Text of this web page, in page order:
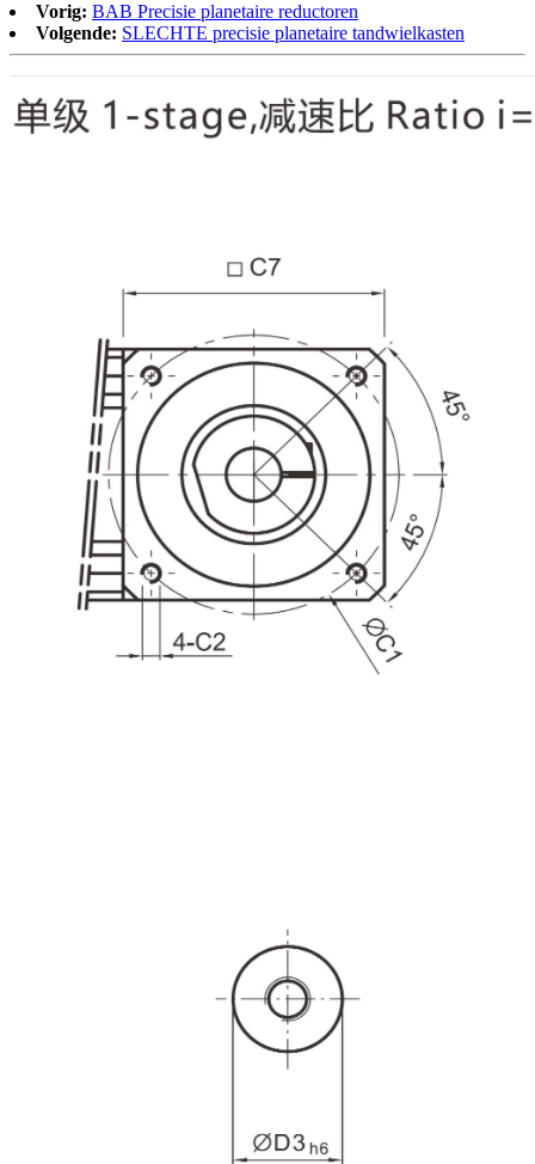
Vorig: BAB Precisie planetaire reductoren
Volgende: SLECHTE precisie planetaire tandwielkasten